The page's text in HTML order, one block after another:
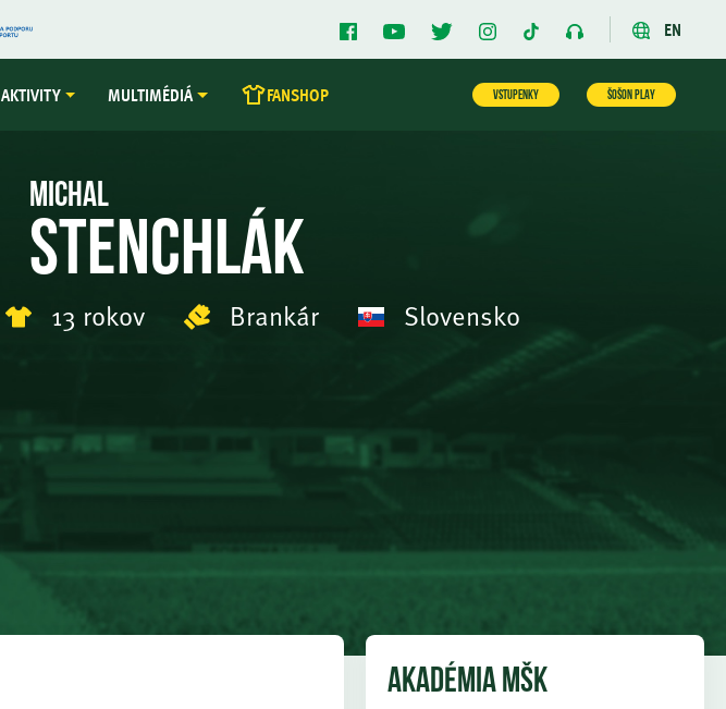
EN
AKTIVITY MULTIMÉDIÁ FANSHOP VSTUPENKY ŠOŠON PLAY
Michal
Stenchlák
13 rokov Brankár Slovensko
AKADÉMIA MŠK